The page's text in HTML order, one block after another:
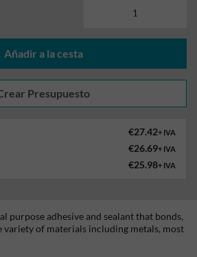
Añadir a la cesta
€27.42+ IVA
€26.69+ IVA
€25.98+ IVA
purpose adhesive and sealant that bonds,
variety of materials including metals, most